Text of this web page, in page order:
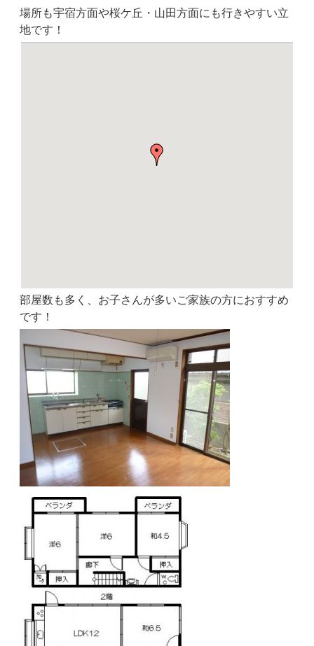
場所も宇宿方面や桜ケ丘・山田方面にも行きやすい立
地です！
部屋数も多く、お子さんが多いご家族の方におすすめ
です！